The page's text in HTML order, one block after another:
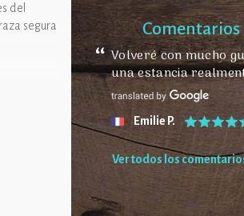
del
segura
Comentarios
Volveré con mucho
una estancia
Emilie P.
Ver todos los